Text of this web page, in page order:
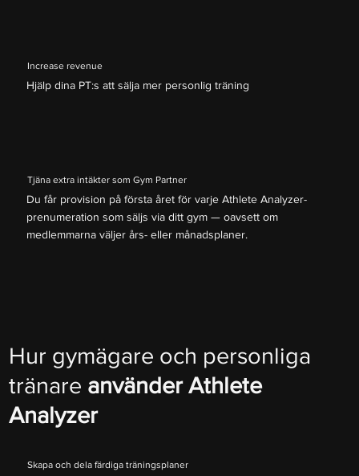
Increase revenue
Hjälp dina PT:s att sälja mer personlig träning
Tjäna extra intäkter som Gym Partner
Du får provision på första året för varje Athlete Analyzer-
prenumeration som säljs via ditt gym — oavsett om
medlemmarna väljer års- eller månadsplaner.
Skapa och dela färdiga träningsplaner
Hur gymägare och personliga
tränare använder Athlete
Analyzer